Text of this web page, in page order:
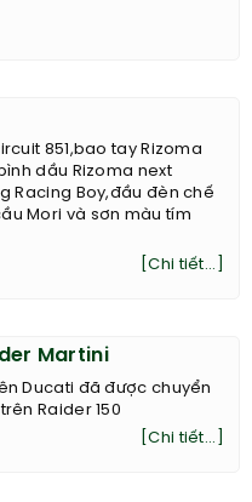
851,bao tay Rizoma
dầu Rizoma next
Racing Boy,đầu đèn chế
Mori và sơn màu tím
[Chi tiết...]
Martini
Ducati đã được chuyển
Raider 150
[Chi tiết...]